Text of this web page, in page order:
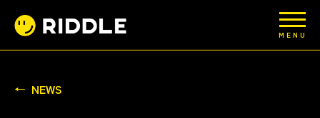
MENU
NEWS